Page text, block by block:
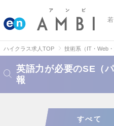
ハイクラス求人TOP 技術系（IT・Web・
英語力が必要のSE（
報
すべて